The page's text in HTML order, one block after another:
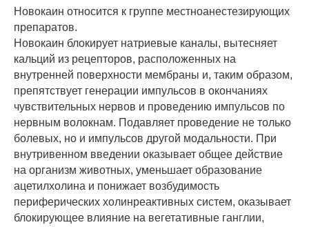
Новокаин относится к группе местноанестезирующих
препаратов.
Новокаин блокирует натриевые каналы, вытесняет
кальций из рецепторов, расположенных на
внутренней поверхности мембраны и, таким образом,
препятствует генерации импульсов в окончаниях
чувствительных нервов и проведению импульсов по
нервным волокнам. Подавляет проведение не только
болевых, но и импульсов другой модальности. При
внутривенном введении оказывает общее действие
на организм животных, уменьшает образование
ацетилхолина и понижает возбудимость
периферических холинреактивных систем, оказывает
блокирующее влияние на вегетативные ганглии,